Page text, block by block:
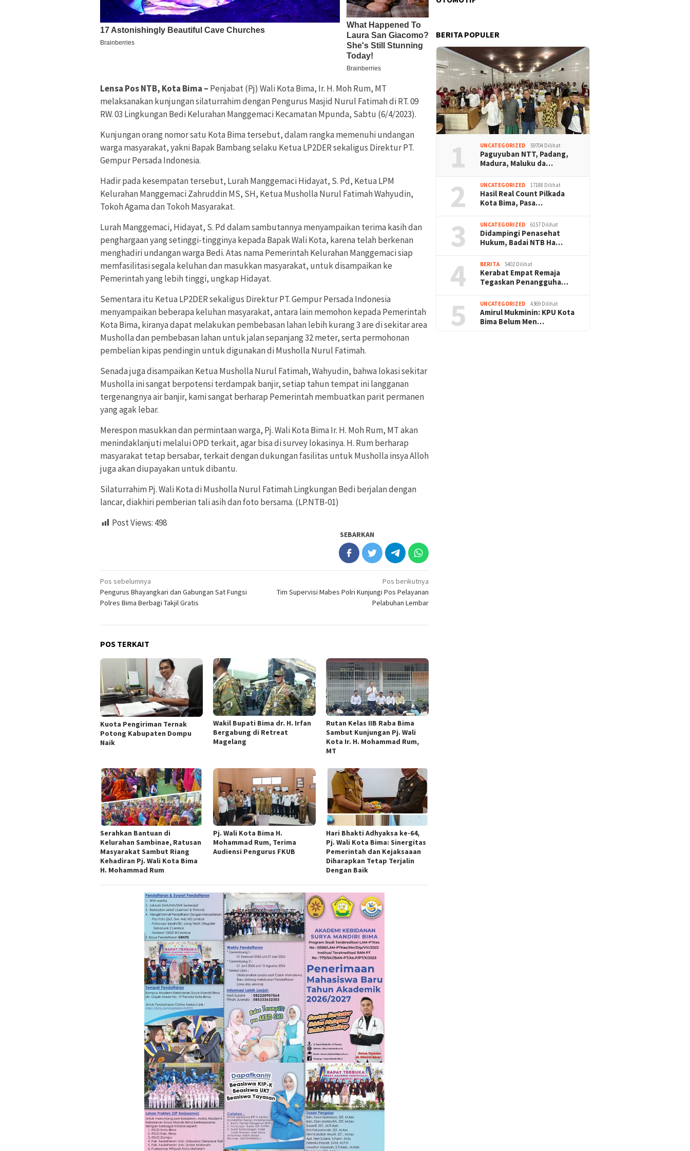
Lensa Pos NTB, Kota Bima – Penjabat (Pj) Wali Kota Bima, Ir. H. Moh Rum, MT
melaksanakan kunjungan silaturrahim dengan Pengurus Masjid Nurul Fatimah di RT. 09
RW. 03 Lingkungan Bedi Kelurahan Manggemaci Kecamatan Mpunda, Sabtu (6/4/2023).
Kunjungan orang nomor satu Kota Bima tersebut, dalam rangka memenuhi undangan
warga masyarakat, yakni Bapak Bambang selaku Ketua LP2DER sekaligus Direktur PT.
Gempur Persada Indonesia.
Hadir pada kesempatan tersebut, Lurah Manggemaci Hidayat, S. Pd, Ketua LPM
Kelurahan Manggemaci Zahruddin MS, SH, Ketua Musholla Nurul Fatimah Wahyudin,
Tokoh Agama dan Tokoh Masyarakat.
Lurah Manggemaci, Hidayat, S. Pd dalam sambutannya menyampaikan terima kasih dan
penghargaan yang setinggi-tingginya kepada Bapak Wali Kota, karena telah berkenan
menghadiri undangan warga Bedi. Atas nama Pemerintah Kelurahan Manggemaci siap
memfasilitasi segala keluhan dan masukkan masyarakat, untuk disampaikan ke
Pemerintah yang lebih tinggi, ungkap Hidayat.
Sementara itu Ketua LP2DER sekaligus Direktur PT. Gempur Persada Indonesia
menyampaikan beberapa keluhan masyarakat, antara lain memohon kepada Pemerintah
Kota Bima, kiranya dapat melakukan pembebasan lahan lebih kurang 3 are di sekitar area
Musholla dan pembebasan lahan untuk jalan sepanjang 32 meter, serta permohonan
pembelian kipas pendingin untuk digunakan di Musholla Nurul Fatimah.
Senada juga disampaikan Ketua Musholla Nurul Fatimah, Wahyudin, bahwa lokasi sekitar
Musholla ini sangat berpotensi terdampak banjir, setiap tahun tempat ini langganan
tergenangnya air banjir, kami sangat berharap Pemerintah membuatkan parit permanen
yang agak lebar.
Merespon masukkan dan permintaan warga, Pj. Wali Kota Bima Ir. H. Moh Rum, MT akan
menindaklanjuti melalui OPD terkait, agar bisa di survey lokasinya. H. Rum berharap
masyarakat tetap bersabar, terkait dengan dukungan fasilitas untuk Musholla insya Alloh
juga akan diupayakan untuk dibantu.
Silaturrahim Pj. Wali Kota di Musholla Nurul Fatimah Lingkungan Bedi berjalan dengan
lancar, diakhiri pemberian tali asih dan foto bersama. (LP.NTB-01)
Post Views: 498
SEBARKAN
Navigasi
pos
Pos sebelumnya
Pengurus Bhayangkari dan Gabungan Sat Fungsi
Polres Bima Berbagi Takjil Gratis
Pos berikutnya
Tim Supervisi Mabes Polri Kunjungi Pos Pelayanan
Pelabuhan Lembar
POS TERKAIT
Kuota Pengiriman Ternak
Potong Kabupaten Dompu
Naik
Wakil Bupati Bima dr. H. Irfan
Bergabung di Retreat
Magelang
Rutan Kelas IIB Raba Bima
Sambut Kunjungan Pj. Wali
Kota Ir. H. Mohammad Rum,
MT
Serahkan Bantuan di
Kelurahan Sambinae, Ratusan
Masyarakat Sambut Riang
Kehadiran Pj. Wali Kota Bima
H. Mohammad Rum
Pj. Wali Kota Bima H.
Mohammad Rum, Terima
Audiensi Pengurus FKUB
Hari Bhakti Adhyaksa ke-64,
Pj. Wali Kota Bima: Sinergitas
Pemerintah dan Kejaksaaan
Diharapkan Tetap Terjalin
Dengan Baik
BERITA POPULER
1 UNCATEGORIZED 59704 Dilihat
Paguyuban NTT, Padang,
Madura, Maluku da…
2 UNCATEGORIZED 17188 Dilihat
Hasil Real Count Pilkada
Kota Bima, Pasa…
3 UNCATEGORIZED 6157 Dilihat
Didampingi Penasehat
Hukum, Badai NTB Ha…
4 BERITA 5402 Dilihat
Kerabat Empat Remaja
Tegaskan Penangguha…
5 UNCATEGORIZED 4369 Dilihat
Amirul Mukminin: KPU Kota
Bima Belum Men…